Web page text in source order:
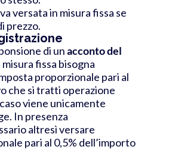
versata in misura fissa se
prezzo.
di unacconto del
misura fissa bisogna
proporzionale pari al
che si tratti operazione
viene unicamente
In presenza
altresì versare
pari al 0,5% dell’importo